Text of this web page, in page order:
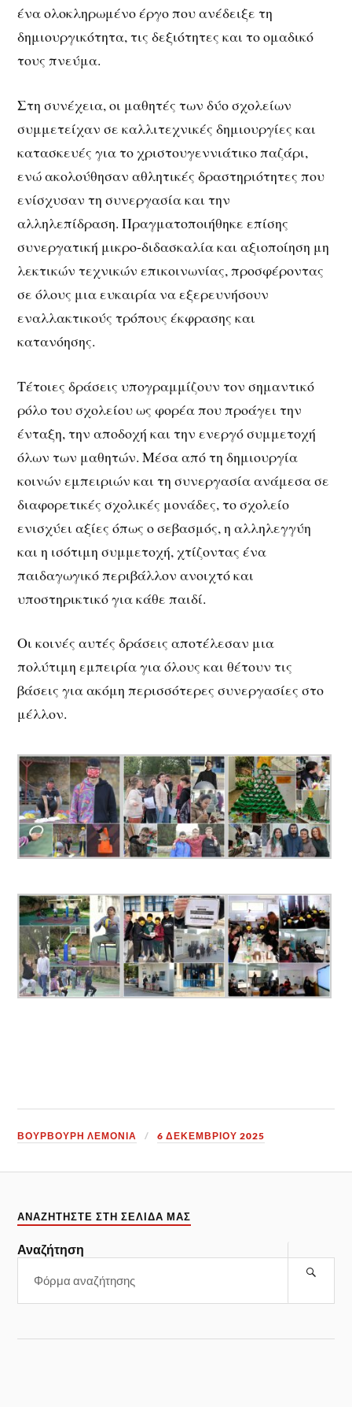
ένα ολοκληρωμένο έργο που ανέδειξε τη
δημιουργικότητα, τις δεξιότητες και το ομαδικό
τους πνεύμα.
Στη συνέχεια, οι μαθητές των δύο σχολείων
συμμετείχαν σε καλλιτεχνικές δημιουργίες και
κατασκευές για το χριστουγεννιάτικο παζάρι,
ενώ ακολούθησαν αθλητικές δραστηριότητες που
ενίσχυσαν τη συνεργασία και την
αλληλεπίδραση. Πραγματοποιήθηκε επίσης
συνεργατική μικρο-διδασκαλία και αξιοποίηση μη
λεκτικών τεχνικών επικοινωνίας, προσφέροντας
σε όλους μια ευκαιρία να εξερευνήσουν
εναλλακτικούς τρόπους έκφρασης και
κατανόησης.
Τέτοιες δράσεις υπογραμμίζουν τον σημαντικό
ρόλο του σχολείου ως φορέα που προάγει την
ένταξη, την αποδοχή και την ενεργό συμμετοχή
όλων των μαθητών. Μέσα από τη δημιουργία
κοινών εμπειριών και τη συνεργασία ανάμεσα σε
διαφορετικές σχολικές μονάδες, το σχολείο
ενισχύει αξίες όπως ο σεβασμός, η αλληλεγγύη
και η ισότιμη συμμετοχή, χτίζοντας ένα
παιδαγωγικό περιβάλλον ανοιχτό και
υποστηρικτικό για κάθε παιδί.
Οι κοινές αυτές δράσεις αποτέλεσαν μια
πολύτιμη εμπειρία για όλους και θέτουν τις
βάσεις για ακόμη περισσότερες συνεργασίες στο
μέλλον.
ΒΟΥΡΒΟΥΡΗ ΛΕΜΟΝΙΑ 6 ΔΕΚΕΜΒΡΊΟΥ 2025
ΑΝΑΖΗΤΉΣΤΕ ΣΤΗ ΣΕΛΊΔΑ ΜΑΣ
Αναζήτηση